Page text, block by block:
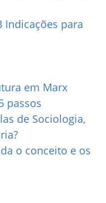
Indicações para
em Marx
passos
de Sociologia,
o conceito e os